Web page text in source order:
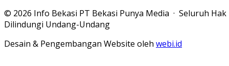
© 2026 Info Bekasi PT Bekasi Punya Media · Seluruh Hak
Dilindungi Undang-Undang
Desain & Pengembangan Website oleh webi.id